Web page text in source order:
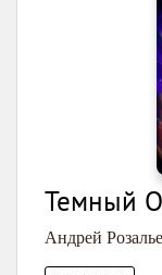
Темный
Андрей